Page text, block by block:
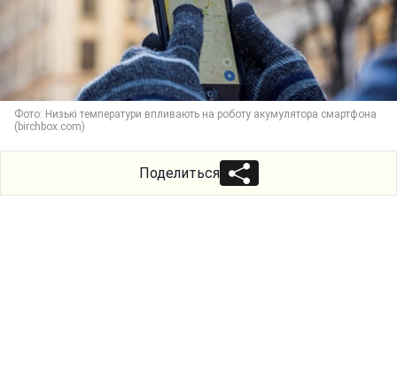
Фото: Низькі температури впливають на роботу акумулятора смартфона
(birchbox.com)
Поделиться